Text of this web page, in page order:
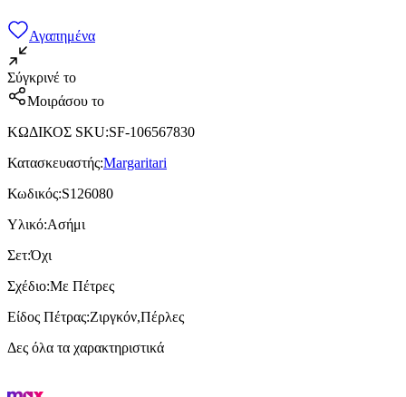
Αγαπημένα
Σύγκρινέ το
Μοιράσου το
ΚΩΔΙΚΟΣ SKU:SF-106567830
Κατασκευαστής:Margaritari
Κωδικός:S126080
Υλικό:Ασήμι
Σετ:Όχι
Σχέδιο:Με Πέτρες
Είδος Πέτρας:Ζιργκόν,Πέρλες
Δες όλα τα χαρακτηριστικά